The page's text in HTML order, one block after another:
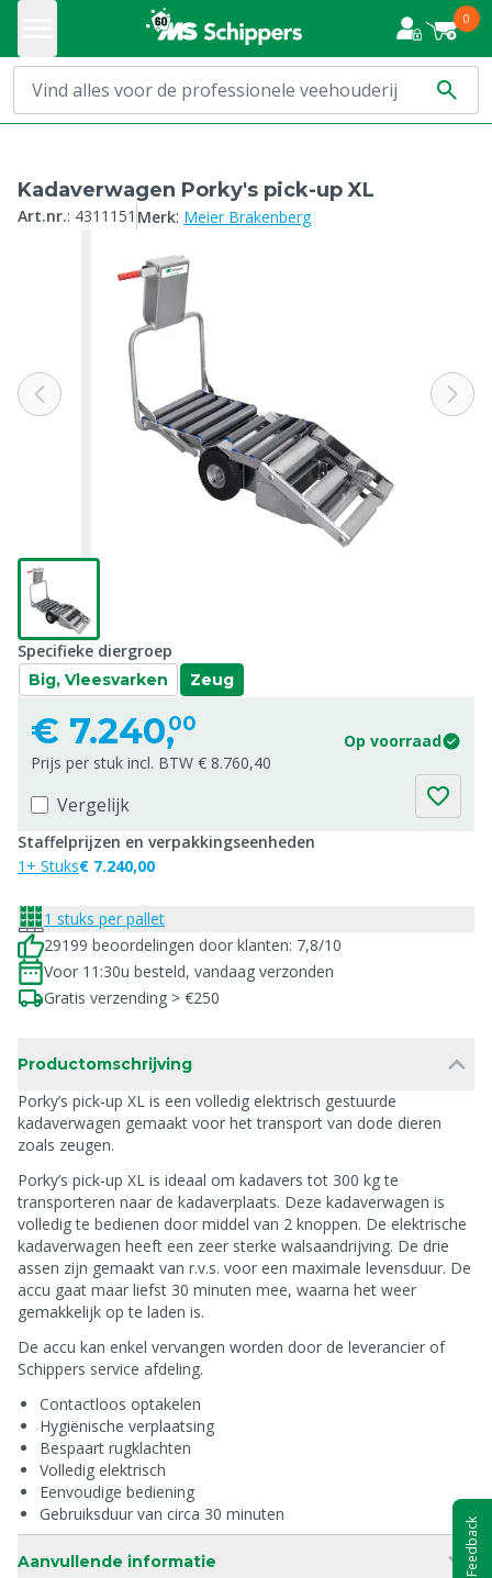
0
Kadaverwagen Porky's pick-up XL
Art.nr.: 4311151 Merk: Meier Brakenberg
Specifieke diergroep
Big, Vleesvarken Zeug
€ 7.240,00
Op voorraad
Prijs per stuk incl. BTW € 8.760,40
Vergelijk
Staffelprijzen en verpakkingseenheden
1+ Stuks€ 7.240,00
1 stuks per pallet
29199 beoordelingen door klanten: 7,8/10
Voor 11:30u besteld, vandaag verzonden
Gratis verzending > €250
Productomschrijving
Porky’s pick-up XL is een volledig elektrisch gestuurde
kadaverwagen gemaakt voor het transport van dode dieren
zoals zeugen.
Porky’s pick-up XL is ideaal om kadavers tot 300 kg te
transporteren naar de kadaverplaats. Deze kadaverwagen is
volledig te bedienen door middel van 2 knoppen. De elektrische
kadaverwagen heeft een zeer sterke walsaandrijving. De drie
assen zijn gemaakt van r.v.s. voor een maximale levensduur. De
accu gaat maar liefst 30 minuten mee, waarna het weer
gemakkelijk op te laden is.
De accu kan enkel vervangen worden door de leverancier of
Schippers service afdeling.
Contactloos optakelen
Hygiënische verplaatsing
Bespaart rugklachten
Volledig elektrisch
Eenvoudige bediening
Gebruiksduur van circa 30 minuten
Aanvullende informatie Feedback